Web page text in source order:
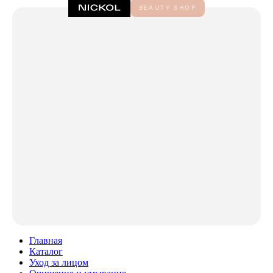
Главная
Каталог
Уход за лицом